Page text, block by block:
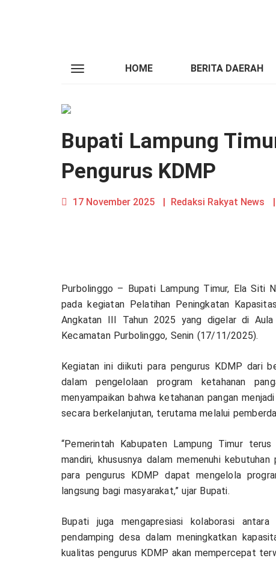
HOME BERITA DAERAH
Bupati Lampung
Pengurus KDMP
17 November 2025 | Redaksi Rakyat News |
Purbolinggo – Bupati Lampung Timur, Ela Siti
pada kegiatan Pelatihan Peningkatan
Angkatan III Tahun 2025 yang digelar di Aula
Kecamatan Purbolinggo, Senin (17/11/2025).
Kegiatan ini diikuti para pengurus KDMP dari
dalam pengelolaan program ketahanan
menyampaikan bahwa ketahanan pangan
secara berkelanjutan, terutama melalui
“Pemerintah Kabupaten Lampung Timur
mandiri, khususnya dalam memenuhi
para pengurus KDMP dapat mengelola
langsung bagi masyarakat,” ujar Bupati.
Bupati juga mengapresiasi kolaborasi
pendamping desa dalam meningkatkan
kualitas pengurus KDMP akan mempercepat